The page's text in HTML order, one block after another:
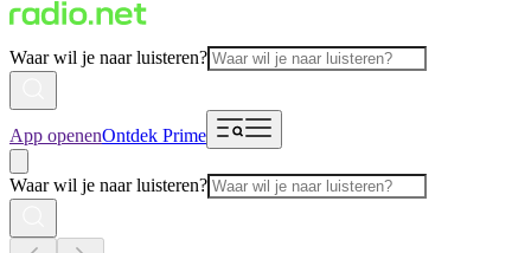
Waar wil je naar luisteren?
App openenOntdek Prime
Waar wil je naar luisteren?